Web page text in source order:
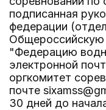
подписанная
федерации
"Федерацию
электронной
оргкомитет
почте
30 дней до